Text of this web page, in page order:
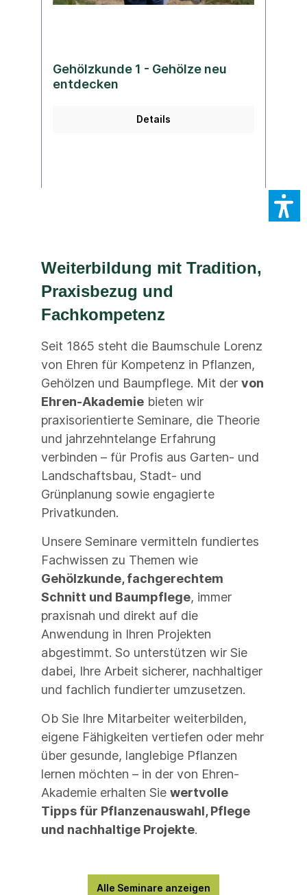
Gehölzkunde 1 - Gehölze neu
entdecken
Details
Weiterbildung mit Tradition,
Praxisbezug und
Fachkompetenz
Seit 1865 steht die Baumschule Lorenz
von Ehren für Kompetenz in Pflanzen,
Gehölzen und Baumpflege. Mit der von
Ehren-Akademie bieten wir
praxisorientierte Seminare, die Theorie
und jahrzehntelange Erfahrung
verbinden – für Profis aus Garten- und
Landschaftsbau, Stadt- und
Grünplanung sowie engagierte
Privatkunden.
Unsere Seminare vermitteln fundiertes
Fachwissen zu Themen wie
Gehölzkunde, fachgerechtem
Schnitt und Baumpflege, immer
praxisnah und direkt auf die
Anwendung in Ihren Projekten
abgestimmt. So unterstützen wir Sie
dabei, Ihre Arbeit sicherer, nachhaltiger
und fachlich fundierter umzusetzen.
Ob Sie Ihre Mitarbeiter weiterbilden,
eigene Fähigkeiten vertiefen oder mehr
über gesunde, langlebige Pflanzen
lernen möchten – in der von Ehren-
Akademie erhalten Sie wertvolle
Tipps für Pflanzenauswahl, Pflege
und nachhaltige Projekte.
Alle Seminare anzeigen